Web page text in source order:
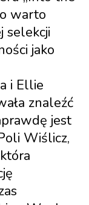
warto
selekcji
jako
i Ellie
znaleźć
jest
Wiślicz,